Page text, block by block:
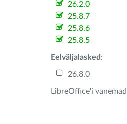
26.2.0
25.8.7
25.8.6
25.8.5
Eelväljalasked :
26.8.0
LibreOffice'i